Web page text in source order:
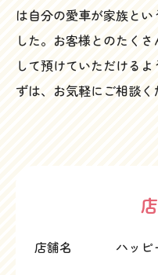
は自分の愛車が家族と
した。お客様とのたく
して預けていただける
ずは、お気軽にご相談く
店舗名 ハッピ